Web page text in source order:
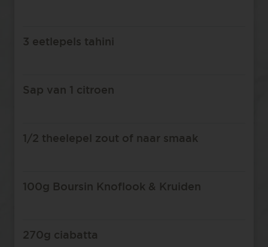
3 eetlepels tahini
Sap van 1 citroen
1/2 theelepel zout of naar smaak
100g Boursin Knoflook & Kruiden
270g ciabatta